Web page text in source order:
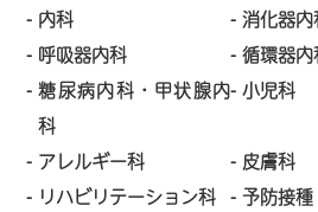
内科
消化器内
呼吸器内科
循環器内
糖尿病内科・甲状腺内
科
小児科
アレルギー科
皮膚科
リハビリテーション科
予防接種